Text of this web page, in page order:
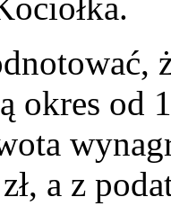
okres od
a z